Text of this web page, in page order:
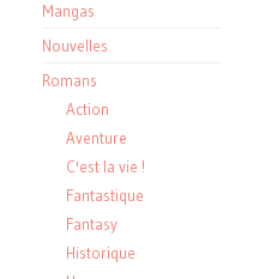
Mangas
Nouvelles
Romans
Action
Aventure
C'est la vie !
Fantastique
Fantasy
Historique